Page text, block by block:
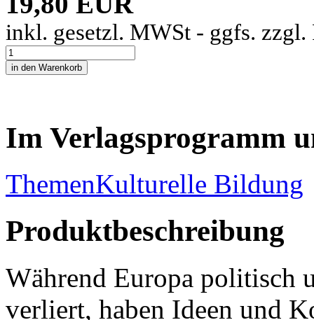
inkl. gesetzl. MWSt - ggfs. zzgl.
Im Verlagsprogramm
ThemenKulturelle Bildung
Produktbeschreibung
Während Europa politisch
verliert, haben Ideen und